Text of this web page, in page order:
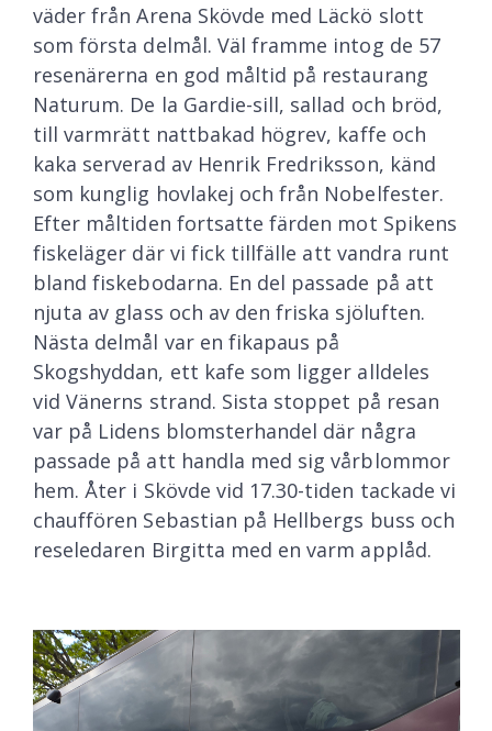
väder från Arena Skövde med Läckö slott
som första delmål. Väl framme intog de 57
resenärerna en god måltid på restaurang
Naturum. De la Gardie-sill, sallad och bröd,
till varmrätt nattbakad högrev, kaffe och
kaka serverad av Henrik Fredriksson, känd
som kunglig hovlakej och från Nobelfester.
Efter måltiden fortsatte färden mot Spikens
fiskeläger där vi fick tillfälle att vandra runt
bland fiskebodarna. En del passade på att
njuta av glass och av den friska sjöluften.
Nästa delmål var en fikapaus på
Skogshyddan, ett kafe som ligger alldeles
vid Vänerns strand. Sista stoppet på resan
var på Lidens blomsterhandel där några
passade på att handla med sig vårblommor
hem. Åter i Skövde vid 17.30-tiden tackade vi
chauffören Sebastian på Hellbergs buss och
reseledaren Birgitta med en varm applåd.